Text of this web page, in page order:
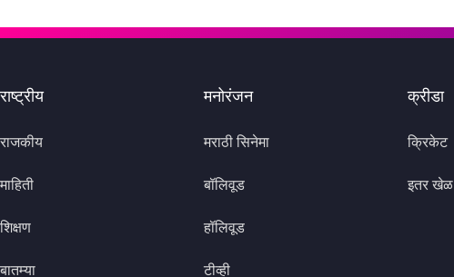
राष्ट्रीय
राजकीय
माहिती
शिक्षण
बातम्या
मनोरंजन
मराठी सिनेमा
बॉलिवूड
हॉलिवूड
टीव्ही
क्रीडा
क्रिकेट
इतर खेळ